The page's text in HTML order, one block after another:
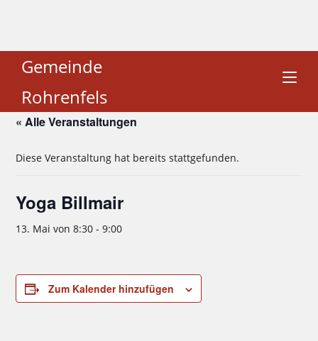
Gemeinde
Rohrenfels
« Alle Veranstaltungen
Diese Veranstaltung hat bereits stattgefunden.
Yoga Billmair
13. Mai von 8:30 -9:00
Zum Kalender hinzufügen